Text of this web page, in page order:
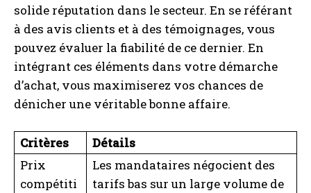
solide réputation dans le secteur. En se référant
à des avis clients et à des témoignages, vous
pouvez évaluer la fiabilité de ce dernier. En
intégrant ces éléments dans votre démarche
d’achat, vous maximiserez vos chances de
dénicher une véritable bonne affaire.
Critères
Détails
Prix
compétiti
Les mandataires négocient des
tarifs bas sur un large volume de